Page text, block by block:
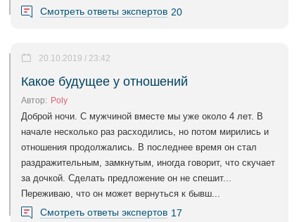
Смотреть ответы экспертов 20
Какое будущее у отношений
20.10.2019 / 23:42
Автор: Poly
Доброй ночи. С мужчиной вместе мы уже около 4 лет. В
начале несколько раз расходились, но потом мирились и
отношения продолжались. В последнее время он стал
раздражительным, замкнутым, иногда говорит, что скучает
за дочкой. Сделать предложение он не спешит...
Переживаю, что он может вернуться к бывш...
Смотреть ответы экспертов 17